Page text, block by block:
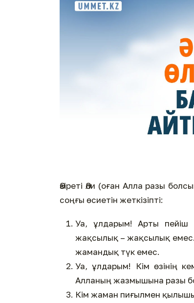
Әзіреті Әли (оған Алла разы
соңғы өсиетін жеткізіпті:
Уа, ұлдарым! Арты
жақсылық – жақсылық емес.
жамандық түк емес.
Уа, ұлдарым! Кім өзінің
Алланың жазмышына разы
Кім жаман пиғылмен